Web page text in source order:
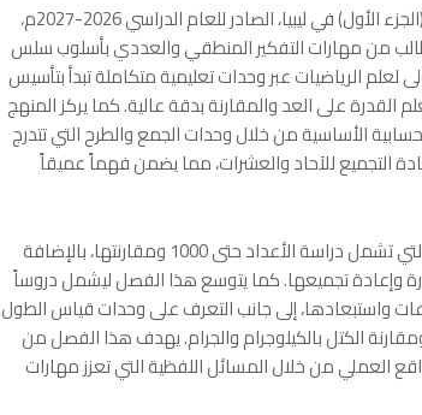
يعد كتاب الرياضيات للصف الثاني الابتدائي (الجزء الأول) في ليبيا، الصادر للعام الدراسي 2026-2027م،
من مهارات التفكير المنطقي والعددي بأسلوب سلس
لعلم الرياضيات عبر وحدات تعليمية متكاملة تبدأ بتأسيس
مما يمنح المتعلم القدرة على العد والمقارنة بدقة عالية. كما يركز المنهج
الأساسية من خلال وحدات الجمع والطرح التي تتدرج
التجميع للآحاد والعشرات، مما يضمن فهماً عميقاً
يتناول الكتاب المهارات العددية التأسيسية التي تشمل دراسة الأعداد حتى 1000 ومقارنتها، بالإضافة
وإعادة تجميعها. كما يتوسع هذا الفصل ليشمل دروساً
واستبعادها، إلى جانب التعرف على وحدات قياس الطول
الكتل بالكيلوجرام والجرام. يهدف هذا الفصل من
العملي من خلال المسائل اللفظية التي تعزز مهارات